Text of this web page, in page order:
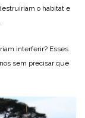
o habitat e
interferir? Esses
sem precisar que